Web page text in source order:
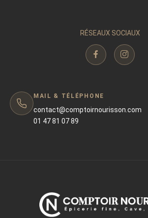
RÉSEAUX SOCIAUX
MAIL & TÉLÉPHONE
contact@comptoirnourisson.com
01 47 81 07 89